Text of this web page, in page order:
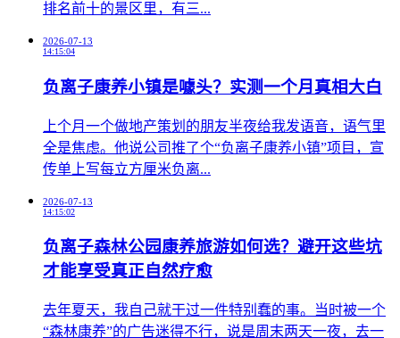
排名前十的景区里，有三...
2026-07-13
14:15:04
负离子康养小镇是噱头？实测一个月真相大白
​上个月一个做地产策划的朋友半夜给我发语音，语气里
全是焦虑。他说公司推了个“负离子康养小镇”项目，宣
传单上写每立方厘米负离...
2026-07-13
14:15:02
负离子森林公园康养旅游如何选？避开这些坑
才能享受真正自然疗愈
​去年夏天，我自己就干过一件特别蠢的事。当时被一个
“森林康养”的广告迷得不行，说是周末两天一夜，去一